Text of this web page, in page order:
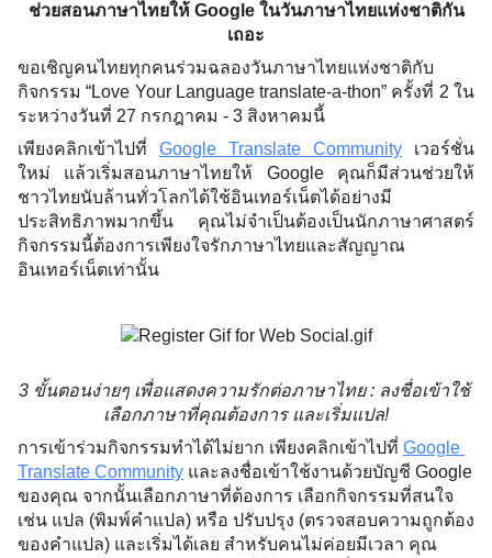
ช่วยสอนภาษาไทยให้ Google ในวันภาษาไทยแห่งชาติกัน
เถอะ
ขอเชิญคนไทยทุกคนร่วมฉลองวันภาษาไทยแห่งชาติกับ
กิจกรรม “Love Your Language translate-a-thon” ครั้งที่ 2 ใน
ระหว่างวันที่ 27 กรกฎาคม - 3 สิงหาคมนี้
เพียงคลิกเข้าไปที่ Google Translate Community เวอร์ชั่น
ใหม่ แล้วเริ่มสอนภาษาไทยให้ Google คุณก็มีส่วนช่วยให้
ชาวไทยนับล้านทั่วโลกได้ใช้อินเทอร์เน็ตได้อย่างมี
ประสิทธิภาพมากขึ้น คุณไม่จำเป็นต้องเป็นนักภาษาศาสตร์
กิจกรรมนี้ต้องการเพียงใจรักภาษาไทยและสัญญาณ
อินเทอร์เน็ตเท่านั้น
3 ขั้นตอนง่ายๆ เพื่อแสดงความรักต่อภาษาไทย : ลงชื่อเข้าใช้
เลือกภาษาที่คุณต้องการ และเริ่มแปล!
การเข้าร่วมกิจกรรมทำได้ไม่ยาก เพียงคลิกเข้าไปที่ Google
Translate Community และลงชื่อเข้าใช้งานด้วยบัญชี Google
ของคุณ จากนั้นเลือกภาษาที่ต้องการ เลือกกิจกรรมที่สนใจ
เช่น แปล (พิมพ์คำแปล) หรือ ปรับปรุง (ตรวจสอบความถูกต้อง
ของคำแปล) และเริ่มได้เลย สำหรับคนไม่ค่อยมีเวลา คุณ